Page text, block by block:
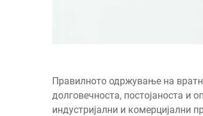
Правилното одржување на
долговечноста, постојаноста и
индустријални и комерцијални